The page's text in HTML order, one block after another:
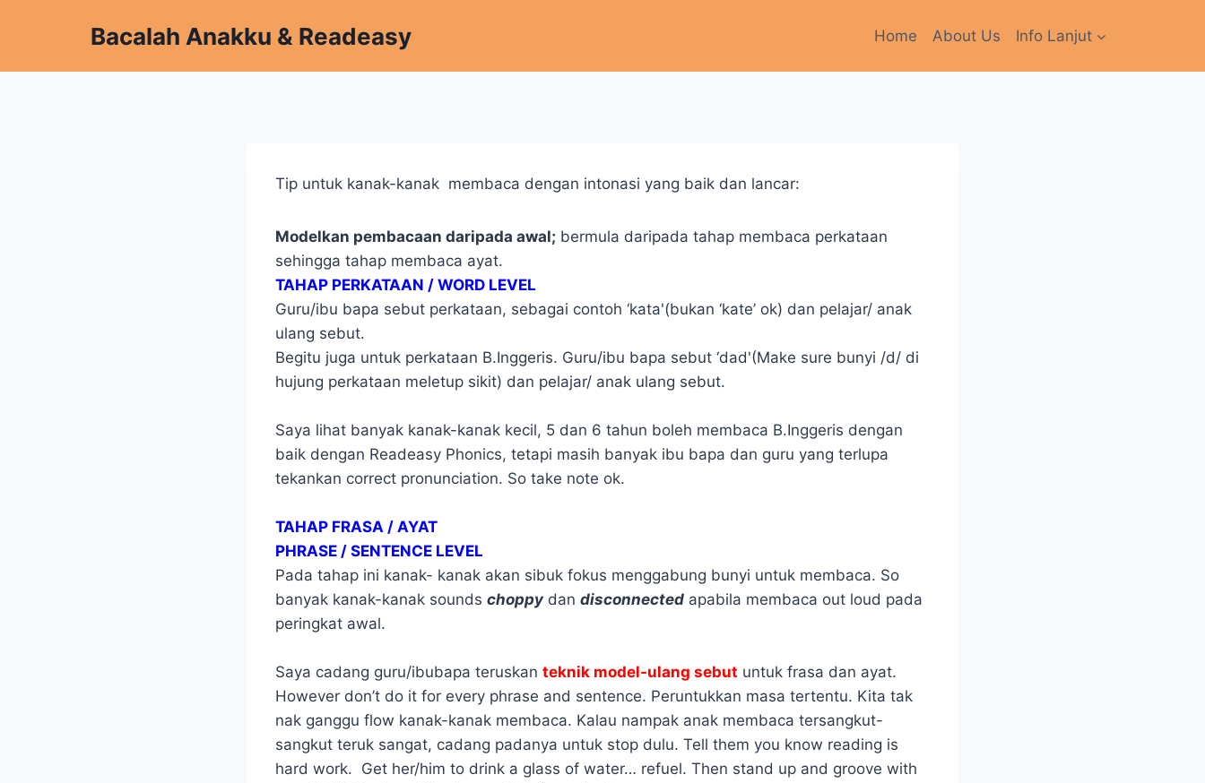
Bacalah Anakku & Readeasy Home About Us Info Lanjut
Tip untuk kanak-kanak membaca dengan intonasi yang baik dan lancar:
Modelkan pembacaan daripada awal; bermula daripada tahap membaca perkataan
sehingga tahap membaca ayat.
TAHAP PERKATAAN / WORD LEVEL
Guru/ibu bapa sebut perkataan, sebagai contoh ‘kata'(bukan ‘kate’ ok) dan pelajar/ anak
ulang sebut.
Begitu juga untuk perkataan B.Inggeris. Guru/ibu bapa sebut ‘dad'(Make sure bunyi /d/ di
hujung perkataan meletup sikit) dan pelajar/ anak ulang sebut.
Saya lihat banyak kanak-kanak kecil, 5 dan 6 tahun boleh membaca B.Inggeris dengan
baik dengan Readeasy Phonics, tetapi masih banyak ibu bapa dan guru yang terlupa
tekankan correct pronunciation. So take note ok.
TAHAP FRASA / AYAT
PHRASE / SENTENCE LEVEL
Pada tahap ini kanak- kanak akan sibuk fokus menggabung bunyi untuk membaca. So
banyak kanak-kanak sounds choppy dan disconnected apabila membaca out loud pada
peringkat awal.
Saya cadang guru/ibubapa teruskan teknik model-ulang sebut untuk frasa dan ayat.
However don’t do it for every phrase and sentence. Peruntukkan masa tertentu. Kita tak
nak ganggu flow kanak-kanak membaca. Kalau nampak anak membaca tersangkut-
sangkut teruk sangat, cadang padanya untuk stop dulu. Tell them you know reading is
hard work. Get her/him to drink a glass of water… refuel. Then stand up and groove with